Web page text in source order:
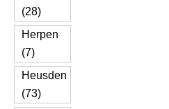
(28)
Herpen
(7)
Heusden
(73)